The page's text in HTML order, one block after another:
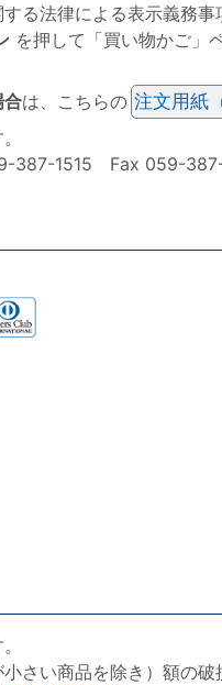
る法律による表示義務事
を押して「買い物かご」
合は、こちらの 注文用紙
387-1515 Fax 059-387-
さい商品を除き）額の